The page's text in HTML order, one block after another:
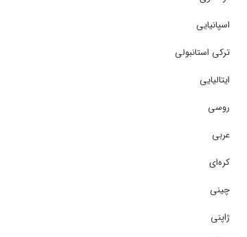
اسپانیایی
ترکی استانبولی
ایتالیایی
روسی
عربی
کره‌ای
چینی
ژاپنی